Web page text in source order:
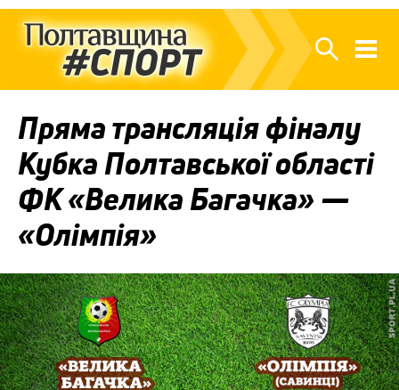
Пряма трансляція фіналу
Кубка Полтавської області
ФК «Велика Багачка» —
«Олімпія»